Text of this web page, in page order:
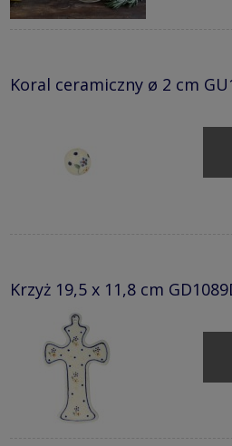
Koral ceramiczny ø 2 cm
Krzyż 19,5 x 11,8 cm